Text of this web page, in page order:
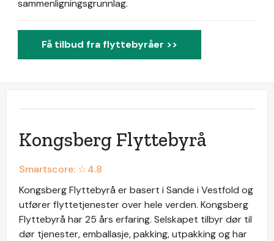
sammenligningsgrunnlag.
Få tilbud fra flyttebyråer >>
Kongsberg Flyttebyrå
Smartscore: ☆4.8
Kongsberg Flyttebyrå er basert i Sande i Vestfold og
utfører flyttetjenester over hele verden. Kongsberg
Flyttebyrå har 25 års erfaring. Selskapet tilbyr dør til
dør tjenester, emballasje, pakking, utpakking og har